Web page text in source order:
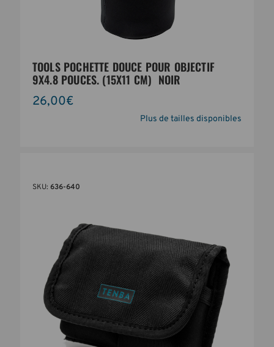
TOOLS POCHETTE DOUCE POUR OBJECTIF
9X4.8 POUCES. (15X11 CM)  NOIR
26,00€
Plus de tailles disponibles
SKU: 636-640